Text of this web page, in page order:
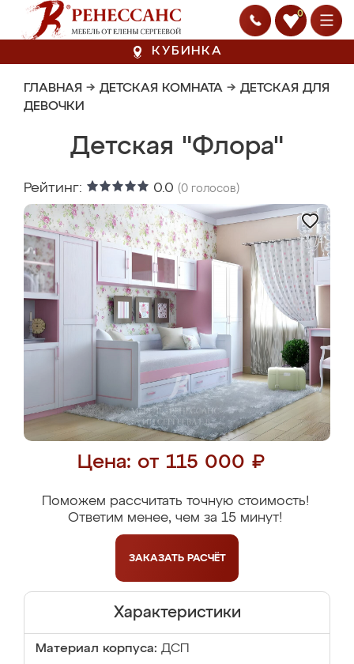
0
КУБИНКА
ГЛАВНАЯ → ДЕТСКАЯ КОМНАТА → ДЕТСКАЯ ДЛЯ
ДЕВОЧКИ
Детская "Флора"
Рейтинг: 0.0 (0 голосов)
Цена: от 115 000 ₽
Поможем рассчитать точную стоимость!
Ответим менее, чем за 15 минут!
ЗАКАЗАТЬ РАСЧЁТ
Характеристики
Материал корпуса: ДСП